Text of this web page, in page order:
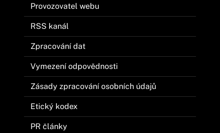
Provozovatel webu
RSS kanál
Zpracování dat
Vymezení odpovědnosti
Zásady zpracování osobních údajů
Etický kodex
PR články